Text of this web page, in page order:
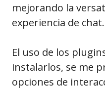
mejorando la
experiencia de chat.
El uso de los
instalarlos, se me
opciones de